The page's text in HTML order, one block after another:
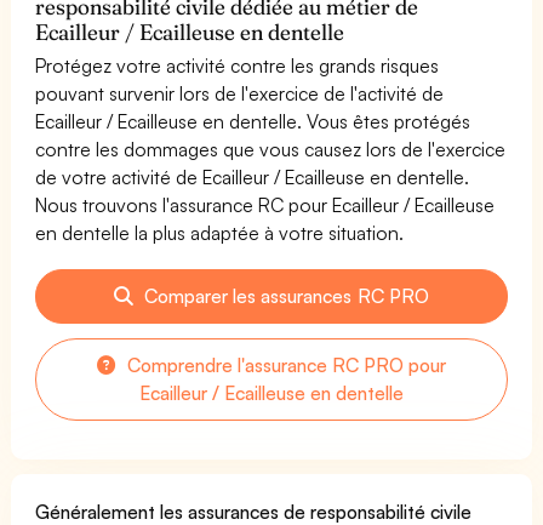
responsabilité civile dédiée au métier de
Ecailleur / Ecailleuse en dentelle
Protégez votre activité contre les grands risques
pouvant survenir lors de l'exercice de l'activité de
Ecailleur / Ecailleuse en dentelle. Vous êtes protégés
contre les dommages que vous causez lors de l'exercice
de votre activité de Ecailleur / Ecailleuse en dentelle.
Nous trouvons l'assurance RC pour Ecailleur / Ecailleuse
en dentelle la plus adaptée à votre situation.
Comparer les assurances RC PRO
Comprendre l'assurance RC PRO pour
Ecailleur / Ecailleuse en dentelle
Généralement les assurances de responsabilité civile